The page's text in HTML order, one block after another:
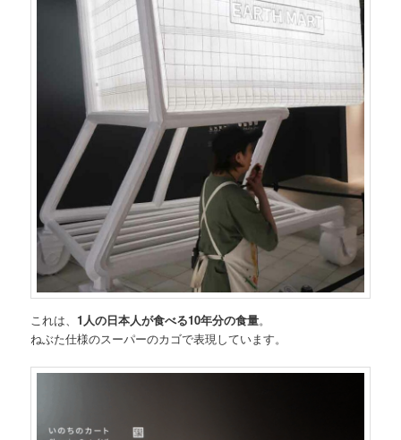
これは、1人の日本人が食べる10年分の食量。
ねぶた仕様のスーパーのカゴで表現しています。